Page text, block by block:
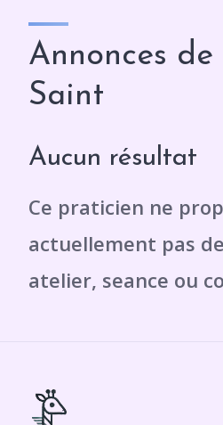
Annonces
Saint
Aucun résultat